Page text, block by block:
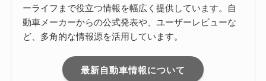
ーライフまで役立つ情報を幅広く提供しています。自
動車メーカーからの公式発表や、ユーザーレビューな
ど、多角的な情報源を活用しています。
最新自動車情報について